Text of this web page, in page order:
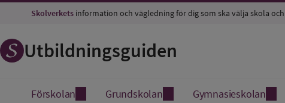
Skolverkets information och vägledning för dig som ska välja skola
Utbildningsguiden
Förskolan Grundskolan Gymnasieskolan
Spara